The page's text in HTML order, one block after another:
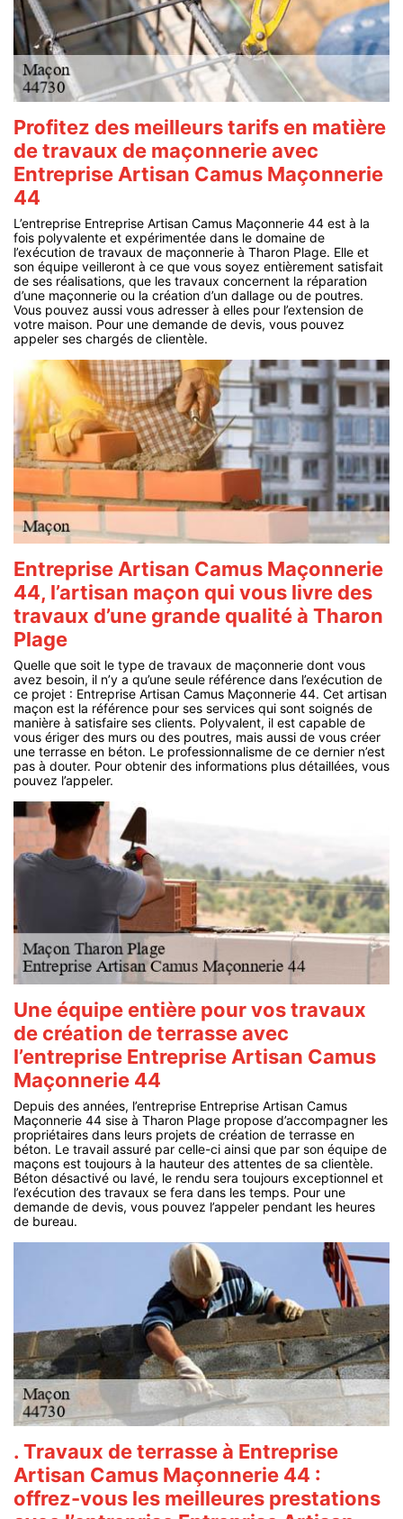
Profitez des meilleurs tarifs en matière
de travaux de maçonnerie avec
Entreprise Artisan Camus Maçonnerie
44
L’entreprise Entreprise Artisan Camus Maçonnerie 44 est à la
fois polyvalente et expérimentée dans le domaine de
l’exécution de travaux de maçonnerie à Tharon Plage. Elle et
son équipe veilleront à ce que vous soyez entièrement satisfait
de ses réalisations, que les travaux concernent la réparation
d’une maçonnerie ou la création d’un dallage ou de poutres.
Vous pouvez aussi vous adresser à elles pour l’extension de
votre maison. Pour une demande de devis, vous pouvez
appeler ses chargés de clientèle.
Entreprise Artisan Camus Maçonnerie
44, l’artisan maçon qui vous livre des
travaux d’une grande qualité à Tharon
Plage
Quelle que soit le type de travaux de maçonnerie dont vous
avez besoin, il n’y a qu’une seule référence dans l’exécution de
ce projet : Entreprise Artisan Camus Maçonnerie 44. Cet artisan
maçon est la référence pour ses services qui sont soignés de
manière à satisfaire ses clients. Polyvalent, il est capable de
vous ériger des murs ou des poutres, mais aussi de vous créer
une terrasse en béton. Le professionnalisme de ce dernier n’est
pas à douter. Pour obtenir des informations plus détaillées, vous
pouvez l’appeler.
Une équipe entière pour vos travaux
de création de terrasse avec
l’entreprise Entreprise Artisan Camus
Maçonnerie 44
Depuis des années, l’entreprise Entreprise Artisan Camus
Maçonnerie 44 sise à Tharon Plage propose d’accompagner les
propriétaires dans leurs projets de création de terrasse en
béton. Le travail assuré par celle-ci ainsi que par son équipe de
maçons est toujours à la hauteur des attentes de sa clientèle.
Béton désactivé ou lavé, le rendu sera toujours exceptionnel et
l’exécution des travaux se fera dans les temps. Pour une
demande de devis, vous pouvez l’appeler pendant les heures
de bureau.
. Travaux de terrasse à Entreprise
Artisan Camus Maçonnerie 44 :
offrez-vous les meilleures prestations